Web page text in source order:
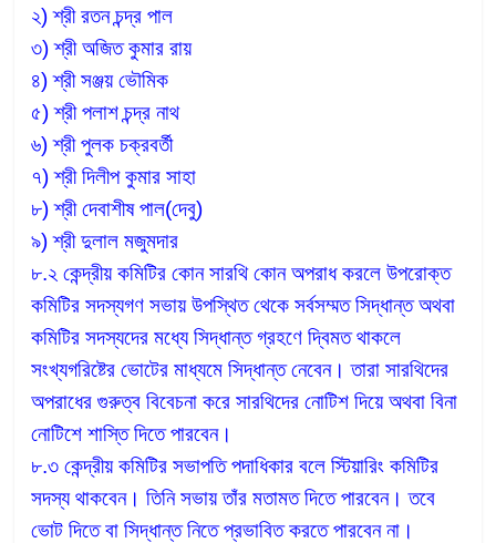
২) শ্রী রতন চন্দ্র পাল
৩) শ্রী অজিত কুমার রায়
৪) শ্রী সঞ্জয় ভৌমিক
৫) শ্রী পলাশ চন্দ্র নাথ
৬) শ্রী পুলক চক্রবর্তী
৭) শ্রী দিলীপ কুমার সাহা
৮) শ্রী দেবাশীষ পাল(দেবু)
৯) শ্রী দুলাল মজুমদার
৮.২ কেন্দ্রীয় কমিটির কোন সারথি কোন অপরাধ করলে উপরোক্ত
কমিটির সদস্যগণ সভায় উপস্থিত থেকে সর্বসম্মত সিদ্ধান্ত অথবা
কমিটির সদস্যদের মধ্যে সিদ্ধান্ত গ্রহণে দ্বিমত থাকলে
সংখ্যগরিষ্টের ভোটের মাধ্যমে সিদ্ধান্ত নেবেন। তারা সারথিদের
অপরাধের গুরুত্ব বিবেচনা করে সারথিদের নোটিশ দিয়ে অথবা বিনা
নোটিশে শাস্তি দিতে পারবেন।
৮.৩ কেন্দ্রীয় কমিটির সভাপতি পদাধিকার বলে স্টিয়ারিং কমিটির
সদস্য থাকবেন। তিনি সভায় তাঁর মতামত দিতে পারবেন। তবে
ভোট দিতে বা সিদ্ধান্ত নিতে প্রভাবিত করতে পারবেন না।